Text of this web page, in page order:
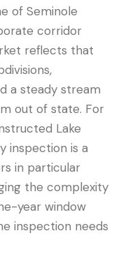
中文✓
of Seminole
corridor
reflects that
a steady stream
out of state. For
Lake
inspection is a
in particular
the complexity
year window
inspection needs